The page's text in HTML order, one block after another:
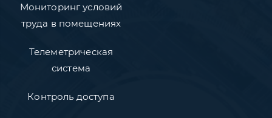
Мониторинг условий
труда в помещениях
Телеметрическая
система
Контроль доступа